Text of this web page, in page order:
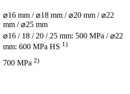
⌀16 mm / ⌀18 mm / ⌀20 mm / ⌀22
mm / ⌀25 mm
⌀16 / 18 / 20 / 25 mm: 500 MPa / ⌀22
mm: 600 MPa HS 1)
700 MPa 2)